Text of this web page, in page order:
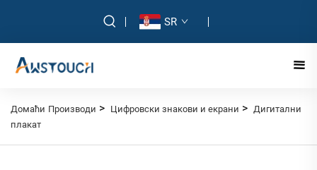
SR
Домаћи Производи > Цифровски знакови и екрани > Дигитални
плакат